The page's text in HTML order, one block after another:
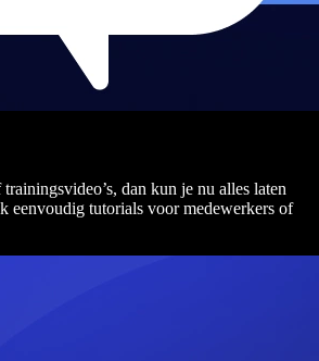
dan kun je nu alles laten
eenvoudig tutorials voor medewerkers of